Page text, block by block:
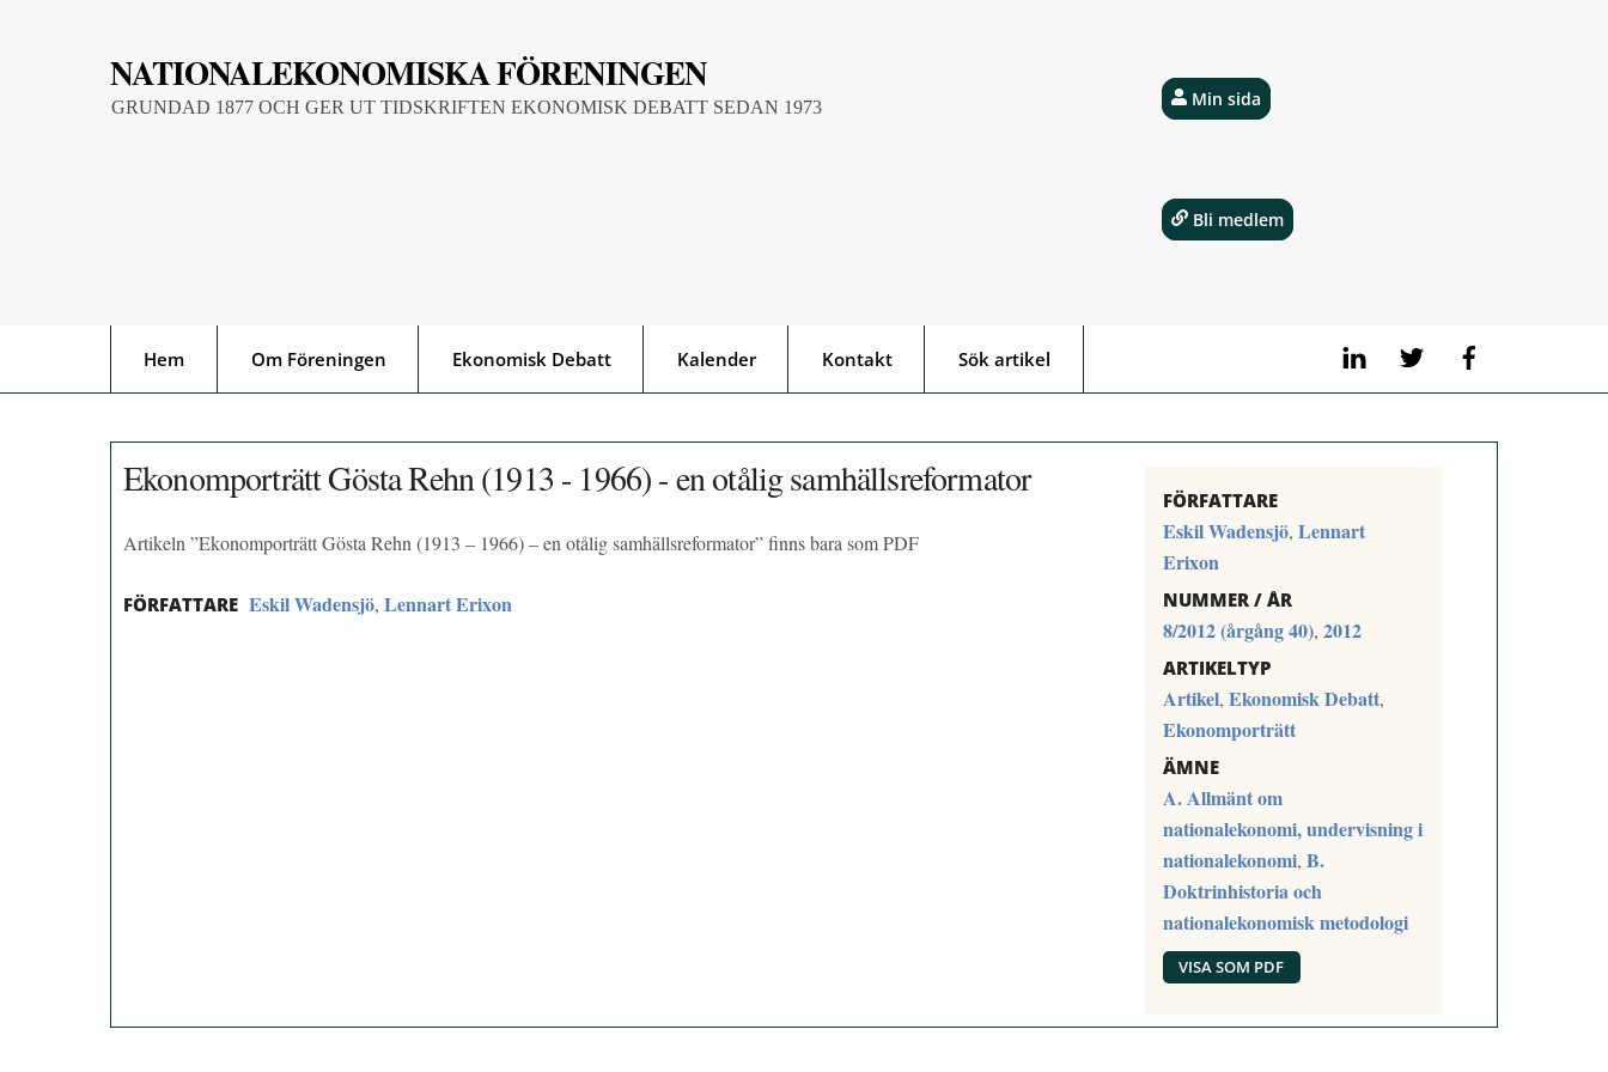
NATIONALEKONOMISKA FÖRENINGEN
GRUNDAD 1877 OCH GER UT TIDSKRIFTEN EKONOMISK DEBATT SEDAN 1973
LinkedIn Twitter
Hem Om Föreningen Ekonomisk Debatt Kalender Kontakt Sök artikel
Min sida
Bli medlem
Ekonomporträtt Gösta Rehn (1913 - 1966) - en otålig samhällsreformator
Artikeln ”Ekonomporträtt Gösta Rehn (1913 – 1966) – en otålig samhällsreformator” finns bara som PDF
FÖRFATTARE Eskil Wadensjö, Lennart Erixon
FÖRFATTARE
Eskil Wadensjö, Lennart
Erixon
NUMMER / ÅR
8/2012 (årgång 40), 2012
ARTIKELTYP
Artikel, Ekonomisk Debatt,
Ekonomporträtt
ÄMNE
A. Allmänt om
nationalekonomi, undervisning i
nationalekonomi, B.
Doktrinhistoria och
nationalekonomisk metodologi
VISA SOM PDF